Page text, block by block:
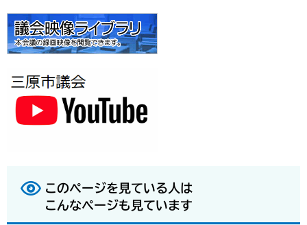
このページを見ている人は
こんなページも見ています